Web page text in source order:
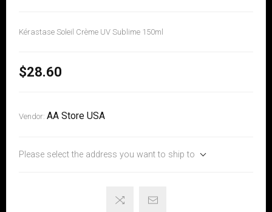
Kérastase Soleil Crème UV Sublime 150ml
$28.60
Vendor: AA Store USA
Please select the address you want to ship to